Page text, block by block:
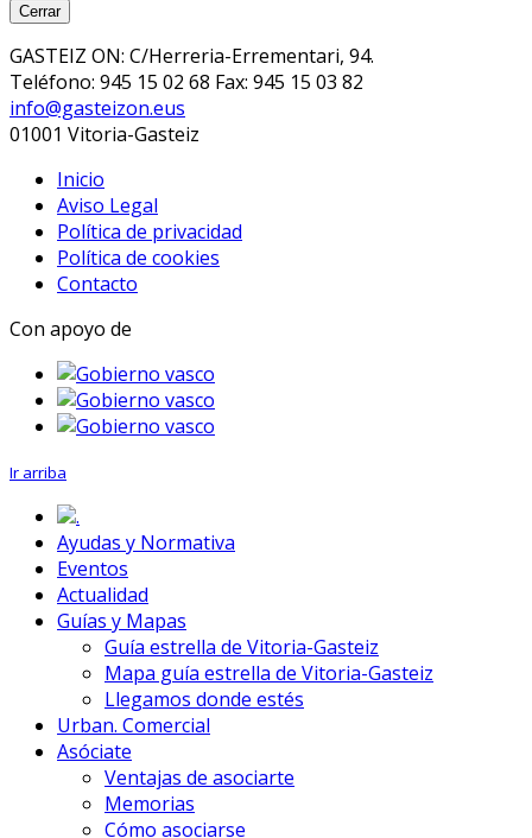
Cerrar
GASTEIZ ON: C/Herreria-Errementari, 94.
Teléfono: 945 15 02 68 Fax: 945 15 03 82
info@gasteizon.eus
01001 Vitoria-Gasteiz
Inicio
Aviso Legal
Política de privacidad
Política de cookies
Contacto
Con apoyo de
Ir arriba
.
Ayudas y Normativa
Eventos
Actualidad
Guías y Mapas
Guía estrella de Vitoria-Gasteiz
Mapa guía estrella de Vitoria-Gasteiz
Llegamos donde estés
Urban. Comercial
Asóciate
Ventajas de asociarte
Memorias
Cómo asociarse